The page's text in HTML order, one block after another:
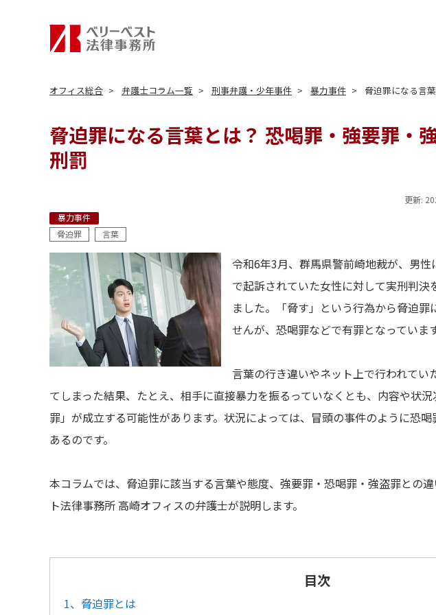
オフィス総合 弁護士コラム一覧 刑事弁護・少年事件 暴力事件 脅迫罪になる言
脅迫罪になる言葉とは？ 恐喝罪・強要罪・
刑罰
更新:
暴力事件
脅迫罪
言葉
令和6年3月、群馬県警前崎地裁が、男
で起訴されていた女性に対して実刑判決
ました。「脅す」という行為から脅迫
せんが、恐喝罪などで有罪となっています
言葉の行き違いやネット上で行われてい
てしまった結果、たとえ、相手に直接暴力を振るっていなくとも、内容や状
罪」が成立する可能性があります。状況によっては、冒頭の事件のように恐
あるのです。
本コラムでは、脅迫罪に該当する言葉や態度、強要罪・恐喝罪・強盗罪との
ト法律事務所 高崎オフィスの弁護士が説明します。
目次
1、脅迫罪とは